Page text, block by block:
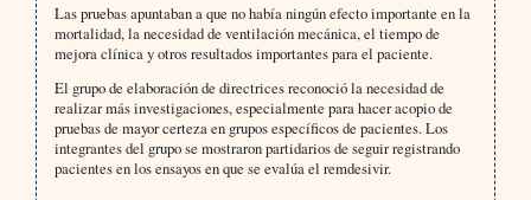
Las pruebas apuntaban a que no había ningún efecto importante en la
mortalidad, la necesidad de ventilación mecánica, el tiempo de
mejora clínica y otros resultados importantes para el paciente.
El grupo de elaboración de directrices reconoció la necesidad de
realizar más investigaciones, especialmente para hacer acopio de
pruebas de mayor certeza en grupos específicos de pacientes. Los
integrantes del grupo se mostraron partidarios de seguir registrando
pacientes en los ensayos en que se evalúa el remdesivir.